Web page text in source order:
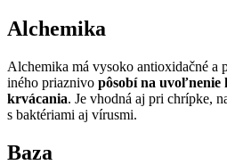
Alchemika
Alchemika má vysoko antioxidačné a
iného priaznivo pôsobí na uvoľnenie
krvácania. Je vhodná aj pri chrípke,
s baktériami aj vírusmi.
Baza